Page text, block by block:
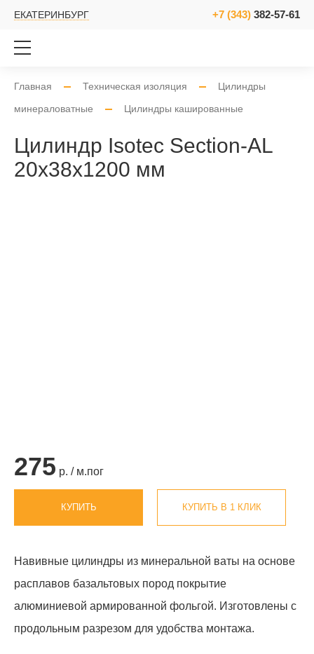
ЕКАТЕРИНБУРГ +7 (343) 382-57-61
Главная Техническая изоляция
Цилиндры
минераловатные
Цилиндры кашированные
Цилиндр Isotec Section-AL
20x38x1200 мм
275 р. / м.пог
КУПИТЬ КУПИТЬ В 1 КЛИК
Навивные цилиндры из минеральной ваты на основе
расплавов базальтовых пород покрытие
алюминиевой армированной фольгой. Изготовлены с
продольным разрезом для удобства монтажа.